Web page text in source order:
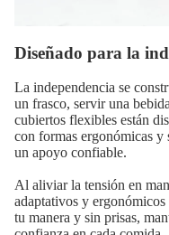
Diseñado para la
La independencia se
un frasco, servir una
cubiertos flexibles están
con formas ergonómicas y
un apoyo confiable.
Al aliviar la tensión en
adaptativos y
tu manera y sin prisas,